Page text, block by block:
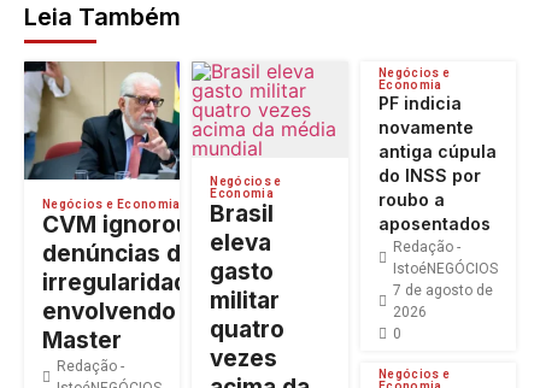
Leia Também
Negócios e Economia
CVM ignorou
denúncias de
irregularidades
envolvendo o
Master
Redação -
Negócios e
Economia
Brasil
eleva
gasto
militar
quatro
vezes
Negócios e
Economia
PF indicia
novamente
antiga cúpula
do INSS por
roubo a
aposentados
Redação -
IstoéNEGÓCIOS
7 de agosto de
2026
0
Negócios e